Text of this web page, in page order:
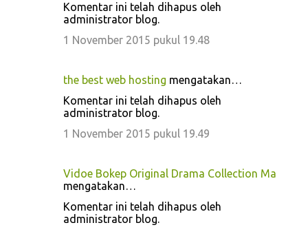
Komentar ini telah dihapus oleh
administrator blog.
1 November 2015 pukul 19.48
the best web hosting mengatakan…
Komentar ini telah dihapus oleh
administrator blog.
1 November 2015 pukul 19.49
Vidoe Bokep Original Drama Collection Ma
mengatakan…
Komentar ini telah dihapus oleh
administrator blog.